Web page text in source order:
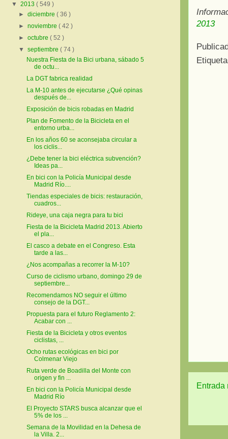
2013
Entrada
▼ 2013 ( 549 )
►diciembre( 36 )
►noviembre( 42 )
►octubre( 52 )
▼septiembre( 74 )
Nuestra Fiesta de la Bici urbana, sábado 5
de octu...
La DGT fabrica realidad
La M-10 antes de ejecutarse ¿Qué opinas
después de...
Exposición de bicis robadas en Madrid
Plan de Fomento de la Bicicleta en el
entorno urba...
En los años 60 se aconsejaba circular a
los ciclis...
¿Debe tener la bici eléctrica subvención?
Ideas pa...
En bici con la Policía Municipal desde
Madrid Río....
Tiendas especiales de bicis: restauración,
cuadros...
Rideye, una caja negra para tu bici
Fiesta de la Bicicleta Madrid 2013. Abierto
el pla...
El casco a debate en el Congreso. Esta
tarde a las...
¿Nos acompañas a recorrer la M-10?
Curso de ciclismo urbano, domingo 29 de
septiembre...
Recomendamos NO seguir el último
consejo de la DGT...
Propuesta para el futuro Reglamento 2:
Acabar con ...
Fiesta de la Bicicleta y otros eventos
ciclistas, ...
Ocho rutas ecológicas en bici por
Colmenar Viejo
Ruta verde de Boadilla del Monte con
origen y fin ...
En bici con la Policía Municipal desde
Madrid Río
El Proyecto STARS busca alcanzar que el
5% de los ...
Semana de la Movilidad en la Dehesa de
la Villa. 2...